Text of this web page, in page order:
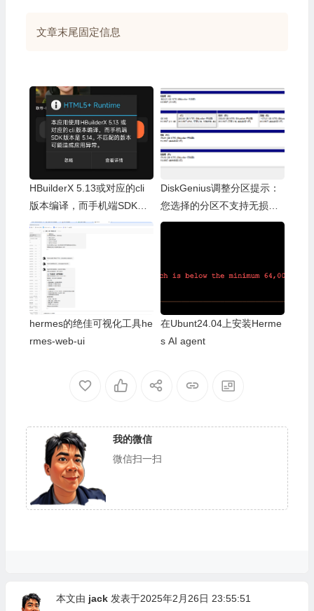
文章末尾固定信息
HBuilderX 5.13或对应的cli
版本编译，而手机端SDK版
本是5.14。不匹配的版本可
能造成应用异常。
DiskGenius调整分区提示：
您选择的分区不支持无损调
整容量操作
hermes的绝佳可视化工具he
rmes-web-ui
在Ubunt24.04上安装Herme
s AI agent
我的微信
微信扫一扫
本文由 jack 发表于2025年2月26日 23:55:51